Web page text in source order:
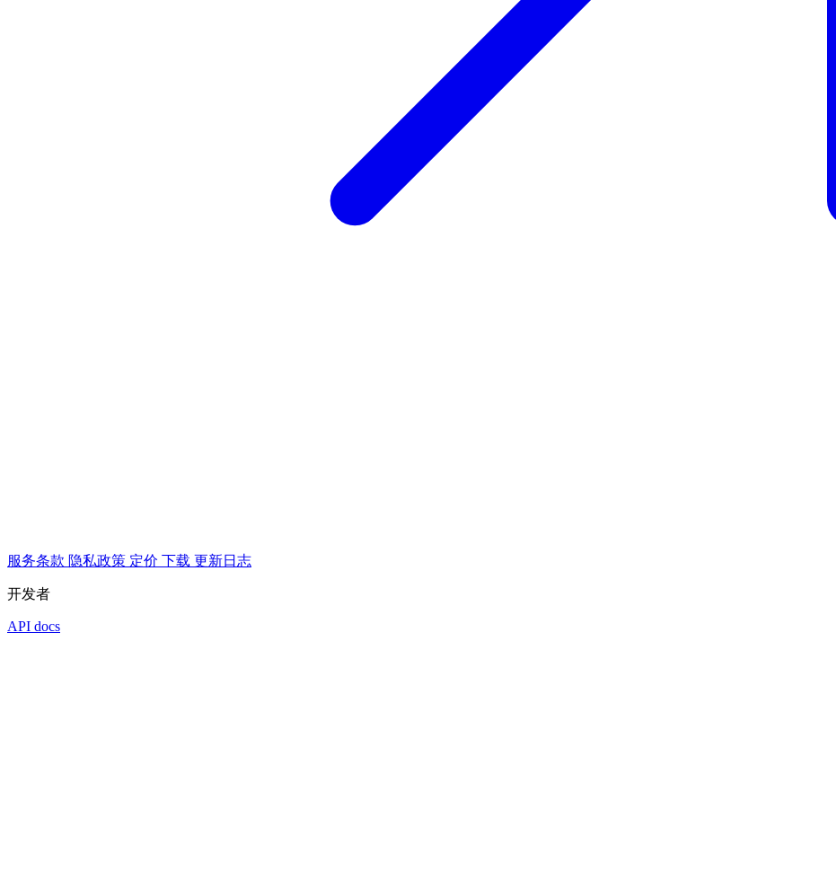
服务条款 隐私政策 定价 下载 更新日志
开发者
API docs